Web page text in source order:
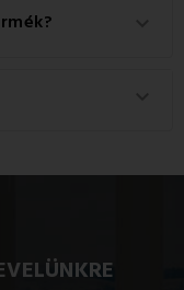
m².
100%